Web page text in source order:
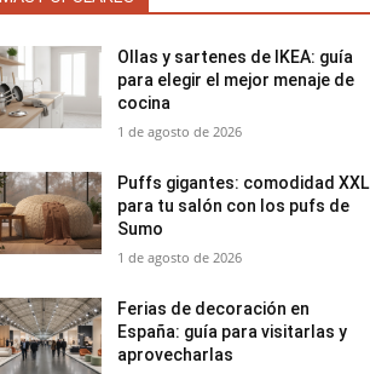
Ollas y sartenes de IKEA: guía
para elegir el mejor menaje de
cocina
1 de agosto de 2026
Puffs gigantes: comodidad XXL
para tu salón con los pufs de
Sumo
1 de agosto de 2026
Ferias de decoración en
España: guía para visitarlas y
aprovecharlas